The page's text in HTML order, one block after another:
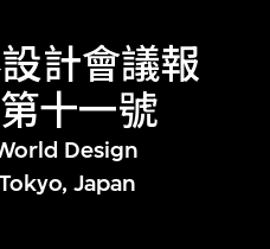
計會議報
十一號
Design
Japan